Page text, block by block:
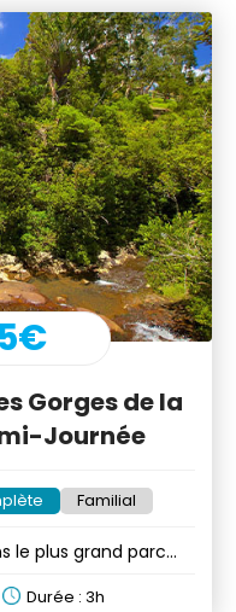
Gorges de la
Journée
Familial
le plus grand parc
Durée : 3h